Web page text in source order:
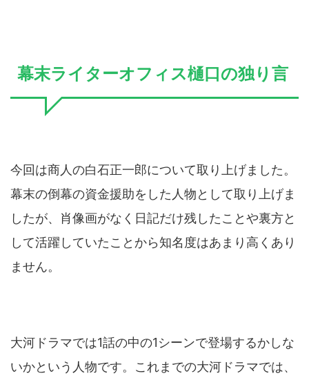
幕末ライターオフィス樋口の独り言
今回は商人の白石正一郎について取り上げました。
幕末の倒幕の資金援助をした人物として取り上げま
したが、肖像画がなく日記だけ残したことや裏方と
して活躍していたことから知名度はあまり高くあり
ません。
大河ドラマでは1話の中の1シーンで登場するかしな
いかという人物です。これまでの大河ドラマでは、